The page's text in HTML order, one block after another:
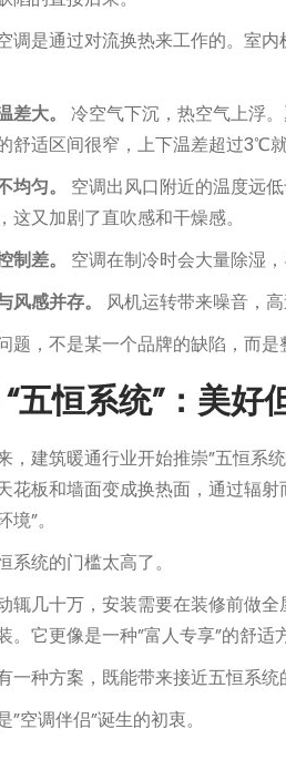
调是通过对流换热来工作的。室
差大。
冷空气下沉，热空气上浮
舒适区间很窄，上下温差超过3℃就
均匀。
空调出风口附近的温度远
这又加剧了直吹感和干燥感。
制差。
空调在制冷时会大量除湿
风感并存。
风机运转带来噪音，
题，不是某一个品牌的缺陷，而是
“五恒系统”：美好
，建筑暖通行业开始推崇”五恒系
花板和墙面变成换热面，通过辐
境”。
系统的门槛太高了。
辄几十万，安装需要在装修前做
。它更像是一种”富人专享”的舒适
一种方案，既能带来接近五恒系
”空调伴侣”诞生的初衷。